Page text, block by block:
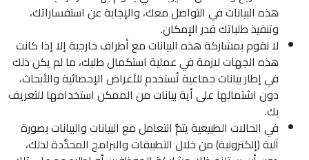
هذه البيانات في التواصل معك، والإجابة عن استفساراتك،
وتنفيذ طلباتك قدر الإمكان.
لا نقوم بمشاركة هذه البيانات مع أطراف خارجية إلا إذا كانت
هذه الجهات لازمة في عملية استكمال طلبك، ما لم يكن ذلك
في إطار بيانات جماعية تُستخدم للأغراض الإحصائية والأبحاث،
دون اشتمالها على أية بيانات من الممكن استخدامها للتعريف
بك.
في الحالات الطبيعية يتمُّ التعامل مع البيانات والبيانات بصورة
آلية (إلكترونية) من خلال التطبيقات والبرامج المحدَّدة لذلك،